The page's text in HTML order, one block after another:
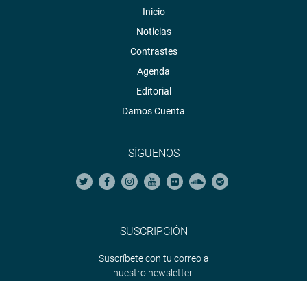
Inicio
Noticias
Contrastes
Agenda
Editorial
Damos Cuenta
SÍGUENOS
SUSCRIPCIÓN
Suscríbete con tu correo a
nuestro newsletter.